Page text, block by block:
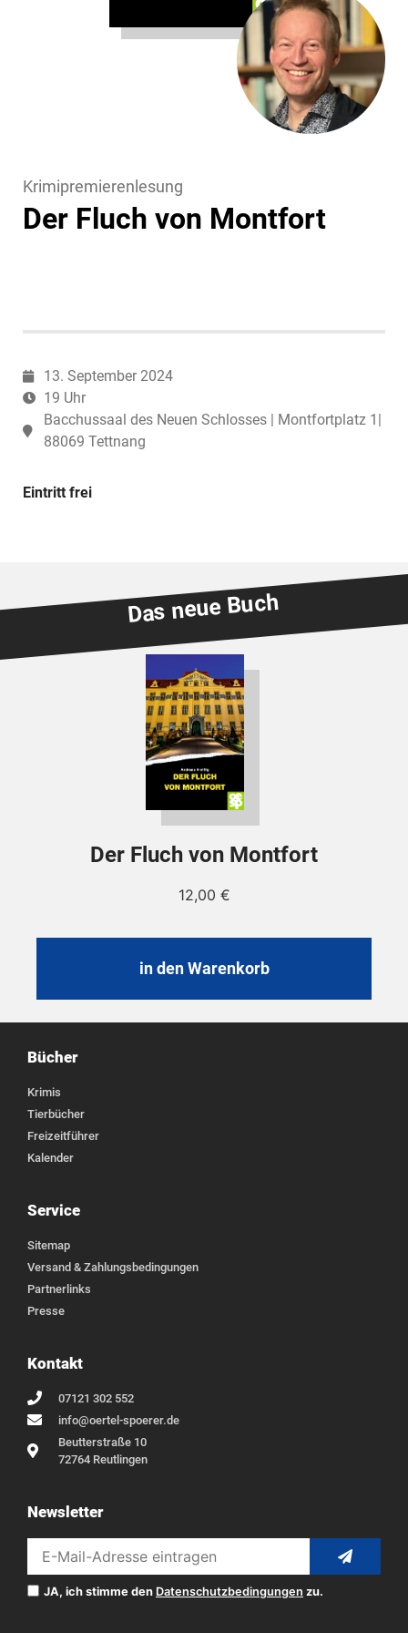
Krimipremierenlesung
Der Fluch von Montfort
13. September 2024
19 Uhr
Bacchussaal des Neuen Schlosses | Montfortplatz 1|
88069 Tettnang
Eintritt frei
Das neue Buch
Der Fluch von Montfort
12,00 €
in den Warenkorb
Bücher
Krimis
Tierbücher
Freizeitführer
Kalender
Service
Sitemap
Versand & Zahlungsbedingungen
Partnerlinks
Presse
Kontakt
07121 302 552
info@oertel-spoerer.de
Beutterstraße 10
72764 Reutlingen
Newsletter
JA, ich stimme den Datenschutzbedingungen zu.